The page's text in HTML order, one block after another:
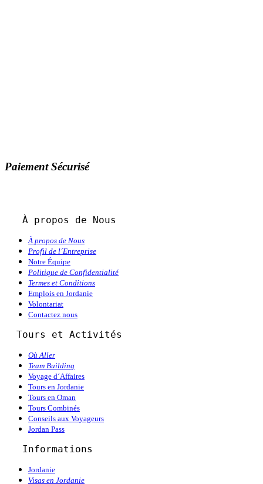
Paiement Sécurisé
À propos de Nous
À propos de Nous
Profil de l´Entreprise
Notre Équipe
Politique de Confidentialité
Termes et Conditions
Emplois en Jordanie
Volontariat
Contactez nous
Tours et Activités
Où Aller
Team Building
Voyage d´Affaires
Tours en Jordanie
Tours en Oman
Tours Combinés
Conseils aux Voyageurs
Jordan Pass
Informations
Jordanie
Visas en Jordanie